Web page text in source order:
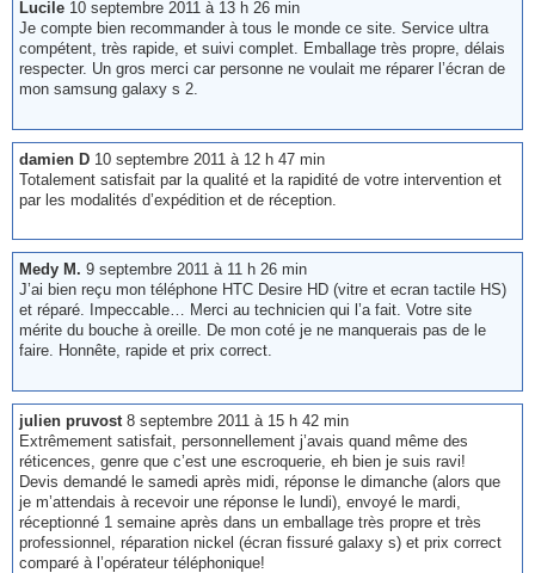
Lucile 10 septembre 2011 à 13 h 26 min
Je compte bien recommander à tous le monde ce site. Service ultra
compétent, très rapide, et suivi complet. Emballage très propre, délais
respecter. Un gros merci car personne ne voulait me réparer l’écran de
mon samsung galaxy s 2.
damien D 10 septembre 2011 à 12 h 47 min
Totalement satisfait par la qualité et la rapidité de votre intervention et
par les modalités d’expédition et de réception.
Medy M. 9 septembre 2011 à 11 h 26 min
J’ai bien reçu mon téléphone HTC Desire HD (vitre et ecran tactile HS)
et réparé. Impeccable… Merci au technicien qui l’a fait. Votre site
mérite du bouche à oreille. De mon coté je ne manquerais pas de le
faire. Honnête, rapide et prix correct.
julien pruvost 8 septembre 2011 à 15 h 42 min
Extrêmement satisfait, personnellement j’avais quand même des
réticences, genre que c’est une escroquerie, eh bien je suis ravi!
Devis demandé le samedi après midi, réponse le dimanche (alors que
je m’attendais à recevoir une réponse le lundi), envoyé le mardi,
réceptionné 1 semaine après dans un emballage très propre et très
professionnel, réparation nickel (écran fissuré galaxy s) et prix correct
comparé à l’opérateur téléphonique!